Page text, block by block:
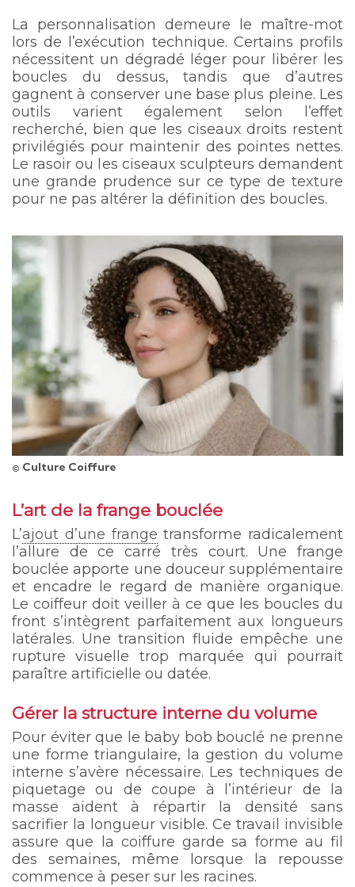
La personnalisation demeure le maître-mot
lors de l’exécution technique. Certains profils
nécessitent un dégradé léger pour libérer les
boucles du dessus, tandis que d’autres
gagnent à conserver une base plus pleine. Les
outils varient également selon l’effet
recherché, bien que les ciseaux droits restent
privilégiés pour maintenir des pointes nettes.
Le rasoir ou les ciseaux sculpteurs demandent
une grande prudence sur ce type de texture
pour ne pas altérer la définition des boucles.
© Culture Coiffure
L’art de la frange bouclée
L’ajout d’une frange transforme radicalement
l’allure de ce carré très court. Une frange
bouclée apporte une douceur supplémentaire
et encadre le regard de manière organique.
Le coiffeur doit veiller à ce que les boucles du
front s’intègrent parfaitement aux longueurs
latérales. Une transition fluide empêche une
rupture visuelle trop marquée qui pourrait
paraître artificielle ou datée.
Gérer la structure interne du volume
Pour éviter que le baby bob bouclé ne prenne
une forme triangulaire, la gestion du volume
interne s’avère nécessaire. Les techniques de
piquetage ou de coupe à l’intérieur de la
masse aident à répartir la densité sans
sacrifier la longueur visible. Ce travail invisible
assure que la coiffure garde sa forme au fil
des semaines, même lorsque la repousse
commence à peser sur les racines.